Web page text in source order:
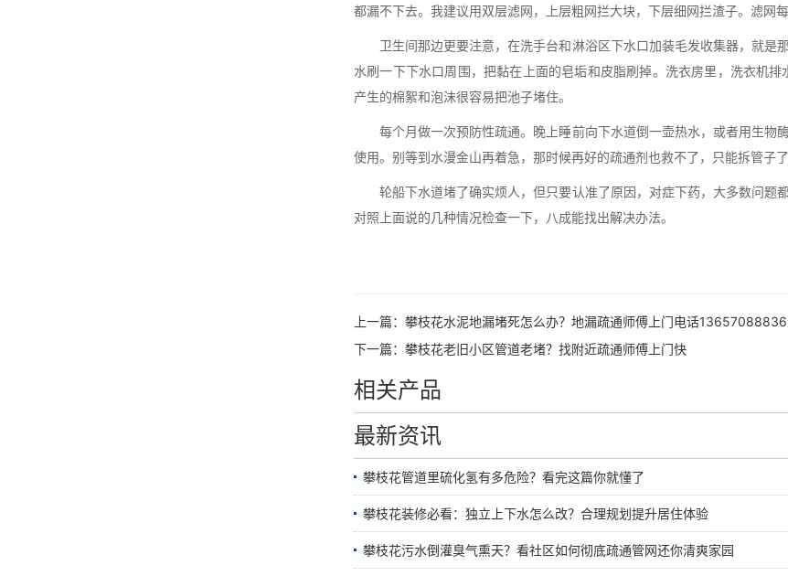
都漏不下去。我建议用双层滤网，上层粗网拦大块，下层细网拦渣子。滤网
卫生间那边更要注意，在洗手台和淋浴区下水口加装毛发收集器，就
水刷一下下水口周围，把黏在上面的皂垢和皮脂刷掉。洗衣房里，洗衣机
产生的棉絮和泡沫很容易把池子堵住。
每个月做一次预防性疏通。晚上睡前向下水道倒一壶热水，或者用生
使用。别等到水漫金山再着急，那时候再好的疏通剂也救不了，只能拆管子了
轮船下水道堵了确实烦人，但只要认准了原因，对症下药，大多数问题
对照上面说的几种情况检查一下，八成能找出解决办法。
上一篇： 攀枝花水泥地漏堵死怎么办？地漏疏通师傅上门电话13657088836
下一篇： 攀枝花老旧小区管道老堵？找附近疏通师傅上门快
相关产品
最新资讯
攀枝花管道里硫化氢有多危险？看完这篇你就懂了
攀枝花装修必看：独立上下水怎么改？合理规划提升居住体验
攀枝花污水倒灌臭气熏天？看社区如何彻底疏通管网还你清爽家园